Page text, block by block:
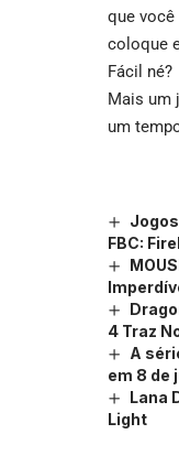
que
coloque
Fácil né?
Mais um
um
FBC:
4 Traz
A
em 8 de
Lana
Light